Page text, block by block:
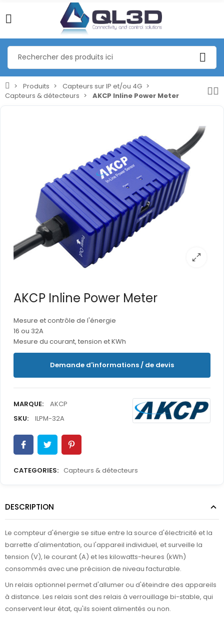
Produits
Capteurs sur IP et/ou 4G
Capteurs & détecteurs
AKCP Inline Power Meter
AKCP Inline Power Meter
Mesure et contrôle de l'énergie
16 ou 32A
Mesure du courant, tension et KWh
Demande d'informations / de devis
MARQUE:
AKCP
SKU:
ILPM-32A
CATEGORIES: Capteurs & détecteurs
DESCRIPTION
Le compteur d'énergie se situe entre la source d'électricité et la
barrette d'alimentation, ou l'appareil individuel, et surveille la
tension (V), le courant (A) et les kilowatts-heures (kWh)
consommés avec une précision de niveau facturable.
Un relais optionnel permet d'allumer ou d'éteindre des appareils
à distance. Les relais sont des relais à verrouillage bi-stable, qui
conservent leur état, qu'ils soient alimentés ou non.